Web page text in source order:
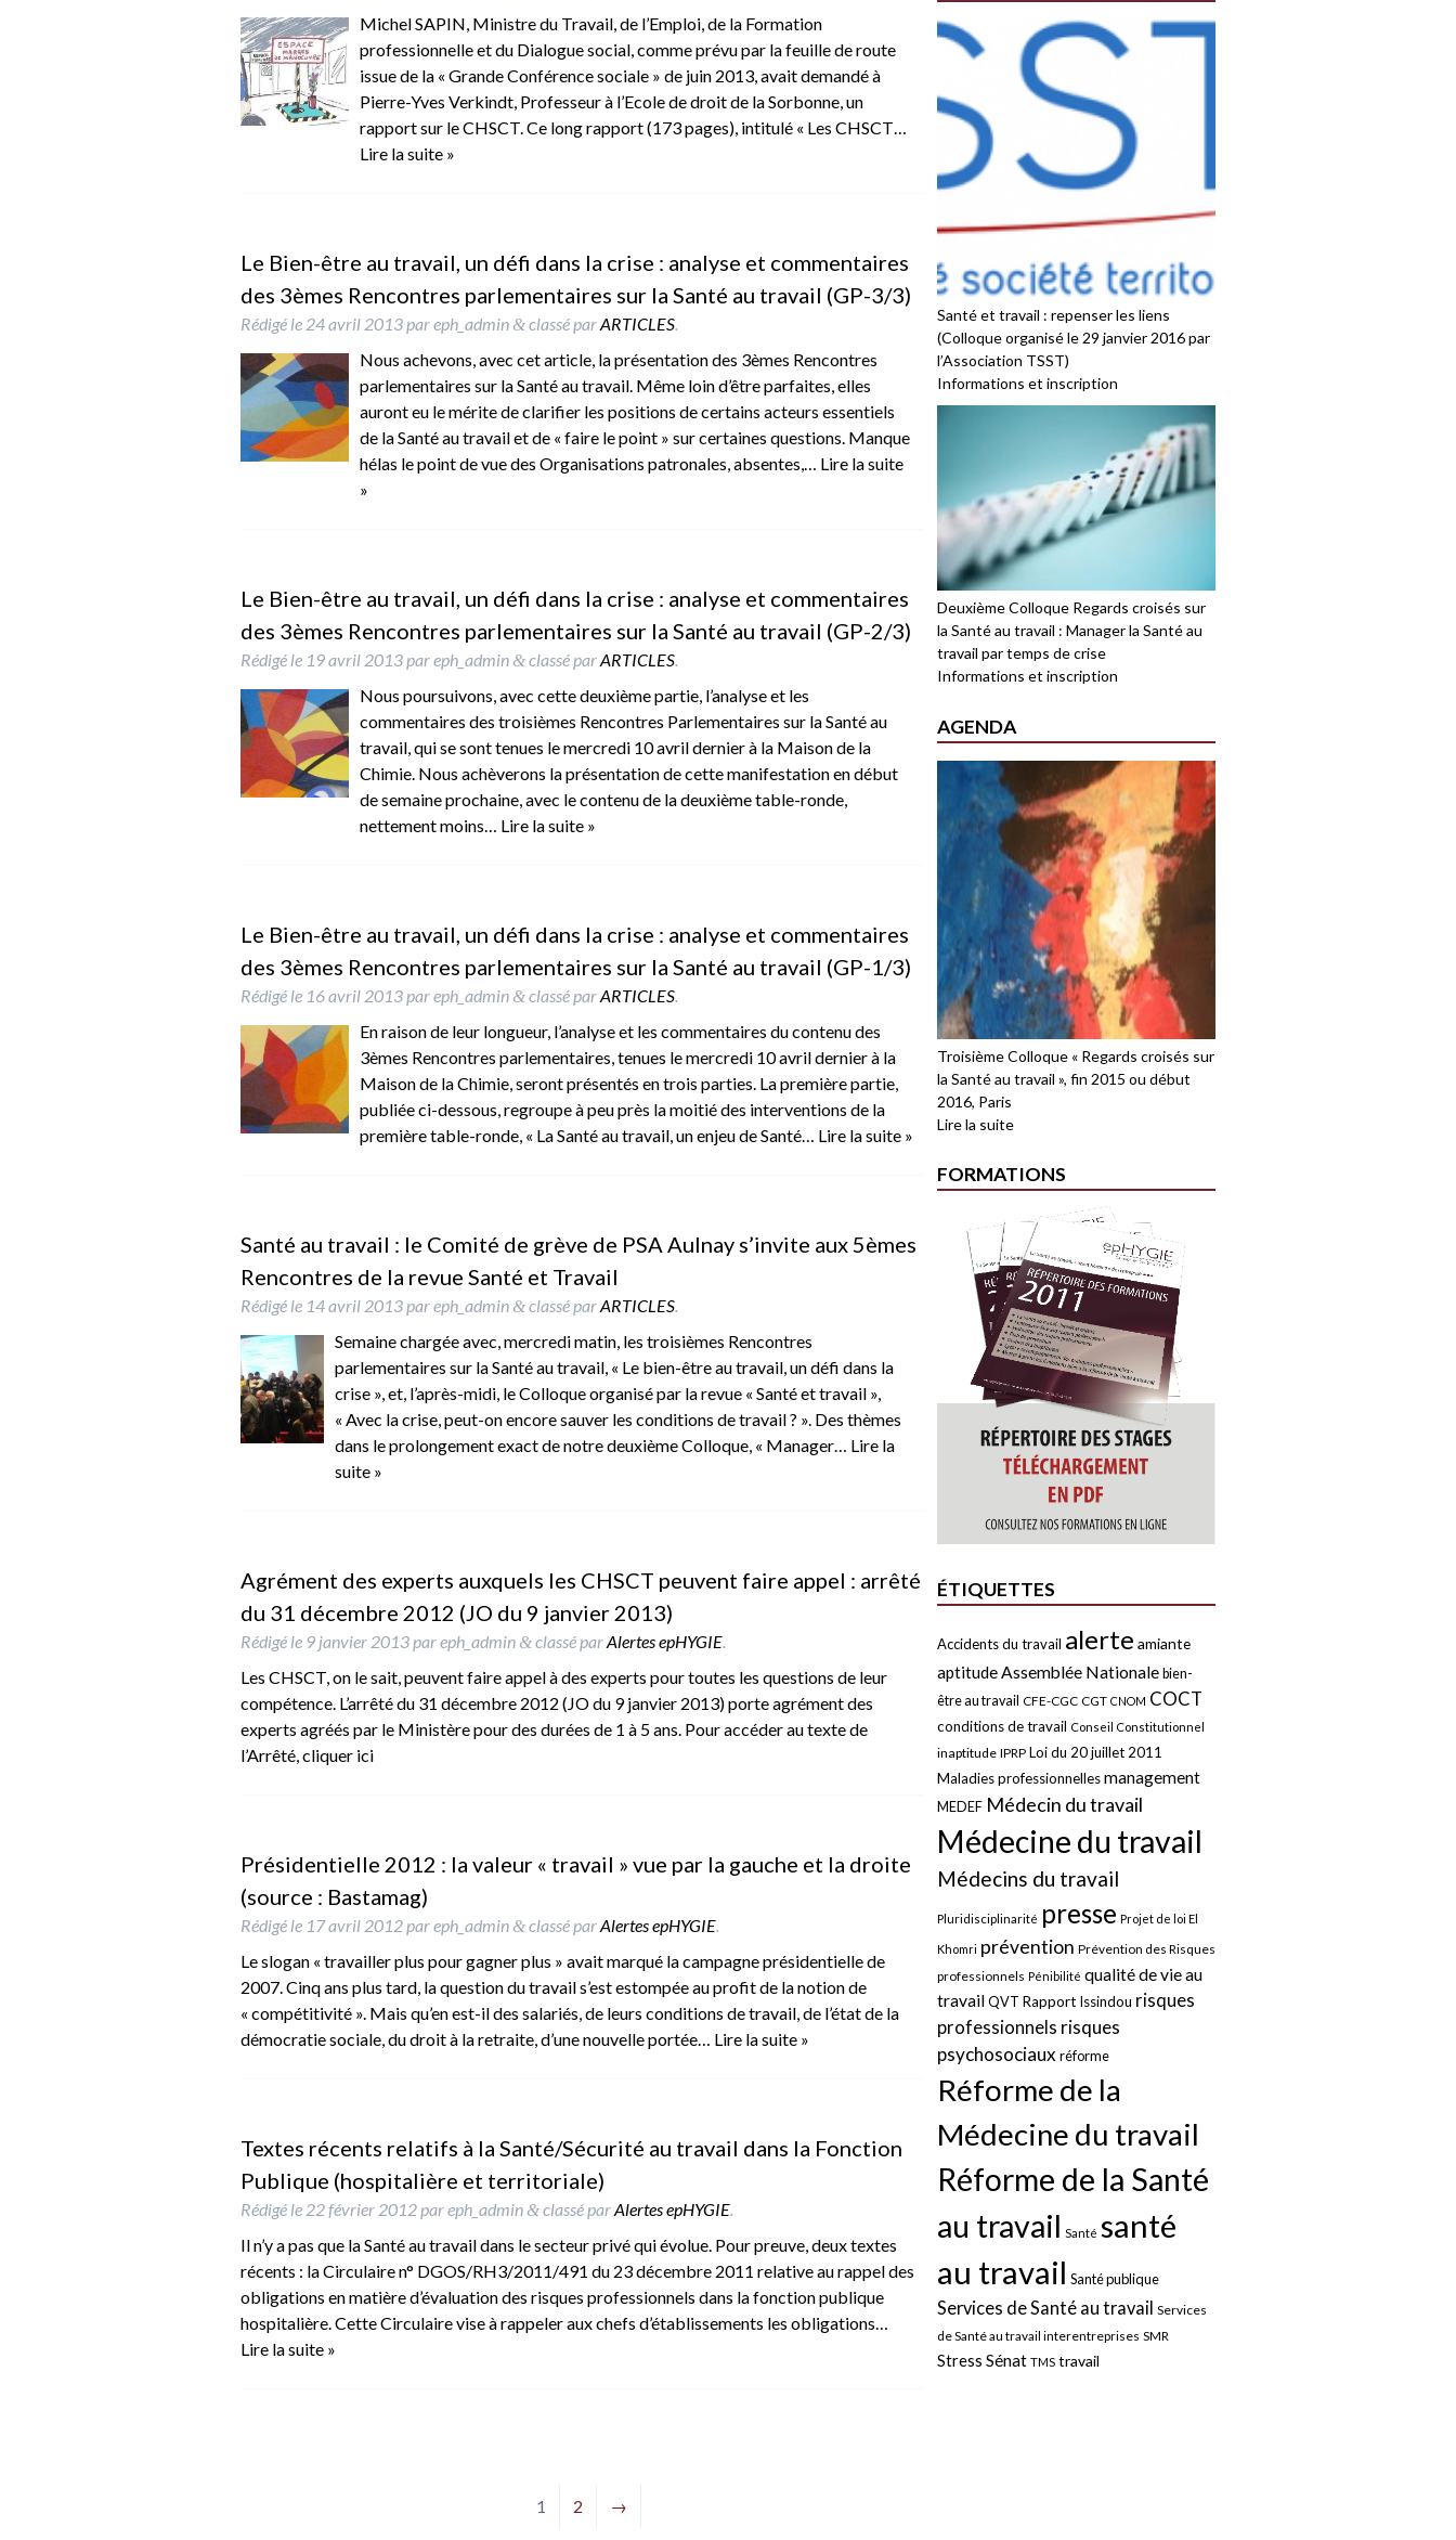
Michel SAPIN, Ministre du Travail, de l’Emploi, de la Formation
professionnelle et du Dialogue social, comme prévu par la feuille de route
issue de la « Grande Conférence sociale » de juin 2013, avait demandé à
Pierre-Yves Verkindt, Professeur à l’Ecole de droit de la Sorbonne, un
rapport sur le CHSCT. Ce long rapport (173 pages), intitulé « Les CHSCT…
Lire la suite »
Le Bien-être au travail, un défi dans la crise : analyse et commentaires
des 3èmes Rencontres parlementaires sur la Santé au travail (GP-3/3)
Rédigé le 24 avril 2013 pareph_admin &classé parARTICLES.
Nous achevons, avec cet article, la présentation des 3èmes Rencontres
parlementaires sur la Santé au travail. Même loin d’être parfaites, elles
auront eu le mérite de clarifier les positions de certains acteurs essentiels
de la Santé au travail et de « faire le point » sur certaines questions. Manque
hélas le point de vue des Organisations patronales, absentes,… Lire la suite
»
Le Bien-être au travail, un défi dans la crise : analyse et commentaires
des 3èmes Rencontres parlementaires sur la Santé au travail (GP-2/3)
Rédigé le 19 avril 2013 pareph_admin &classé parARTICLES.
Nous poursuivons, avec cette deuxième partie, l’analyse et les
commentaires des troisièmes Rencontres Parlementaires sur la Santé au
travail, qui se sont tenues le mercredi 10 avril dernier à la Maison de la
Chimie. Nous achèverons la présentation de cette manifestation en début
de semaine prochaine, avec le contenu de la deuxième table-ronde,
nettement moins… Lire la suite »
Le Bien-être au travail, un défi dans la crise : analyse et commentaires
des 3èmes Rencontres parlementaires sur la Santé au travail (GP-1/3)
Rédigé le 16 avril 2013 pareph_admin &classé parARTICLES.
En raison de leur longueur, l’analyse et les commentaires du contenu des
3èmes Rencontres parlementaires, tenues le mercredi 10 avril dernier à la
Maison de la Chimie, seront présentés en trois parties. La première partie,
publiée ci-dessous, regroupe à peu près la moitié des interventions de la
première table-ronde, « La Santé au travail, un enjeu de Santé… Lire la suite »
Santé au travail : le Comité de grève de PSA Aulnay s’invite aux 5èmes
Rencontres de la revue Santé et Travail
Rédigé le 14 avril 2013 pareph_admin &classé parARTICLES.
Semaine chargée avec, mercredi matin, les troisièmes Rencontres
parlementaires sur la Santé au travail, « Le bien-être au travail, un défi dans la
crise », et, l’après-midi, le Colloque organisé par la revue « Santé et travail »,
« Avec la crise, peut-on encore sauver les conditions de travail ? ». Des thèmes
dans le prolongement exact de notre deuxième Colloque, « Manager… Lire la
suite »
Agrément des experts auxquels les CHSCT peuvent faire appel : arrêté
du 31 décembre 2012 (JO du 9 janvier 2013)
Rédigé le 9 janvier 2013 pareph_admin &classé parAlertes epHYGIE.
Les CHSCT, on le sait, peuvent faire appel à des experts pour toutes les questions de leur
compétence. L’arrêté du 31 décembre 2012 (JO du 9 janvier 2013) porte agrément des
experts agréés par le Ministère pour des durées de 1 à 5 ans. Pour accéder au texte de
l’Arrêté, cliquer ici
Présidentielle 2012 : la valeur « travail » vue par la gauche et la droite
(source : Bastamag)
Rédigé le 17 avril 2012 pareph_admin &classé parAlertes epHYGIE.
Le slogan « travailler plus pour gagner plus » avait marqué la campagne présidentielle de
2007. Cinq ans plus tard, la question du travail s’est estompée au profit de la notion de
« compétitivité ». Mais qu’en est-il des salariés, de leurs conditions de travail, de l’état de la
démocratie sociale, du droit à la retraite, d’une nouvelle portée… Lire la suite »
Textes récents relatifs à la Santé/Sécurité au travail dans la Fonction
Publique (hospitalière et territoriale)
Rédigé le 22 février 2012 pareph_admin &classé parAlertes epHYGIE.
Il n’y a pas que la Santé au travail dans le secteur privé qui évolue. Pour preuve, deux textes
récents : la Circulaire n° DGOS/RH3/2011/491 du 23 décembre 2011 relative au rappel des
obligations en matière d’évaluation des risques professionnels dans la fonction publique
hospitalière. Cette Circulaire vise à rappeler aux chefs d’établissements les obligations…
Lire la suite »
1 2 →
Santé et travail : repenser les liens
(Colloque organisé le 29 janvier 2016 par
l’Association TSST)
Informations et inscription
Deuxième Colloque Regards croisés sur
la Santé au travail : Manager la Santé au
travail par temps de crise
Informations et inscription
AGENDA
Troisième Colloque « Regards croisés sur
la Santé au travail », fin 2015 ou début
2016, Paris
Lire la suite
FORMATIONS
ÉTIQUETTES
Accidents du travail alerte amiante
aptitudeAssemblée Nationale bien-
être au travail CFE-CGC CGT CNOM COCT
conditions de travail Conseil Constitutionnel
inaptitude IPRP Loi du 20 juillet 2011
Maladies professionnellesmanagement
MEDEF Médecin du travail
Médecine du travail
Médecins du travail
Pluridisciplinarité presse Projet de loi El
Khomri prévention Prévention des Risques
professionnels Pénibilité qualité de vie au
travailQVT Rapport Issindou risques
professionnels risques
psychosociaux réforme
Réforme de la
Médecine du travail
Réforme de la Santé
au travail Santé santé
au travail Santé publique
Services de Santé au travail Services
de Santé au travail interentreprises SMR
Stress Sénat TMS travail